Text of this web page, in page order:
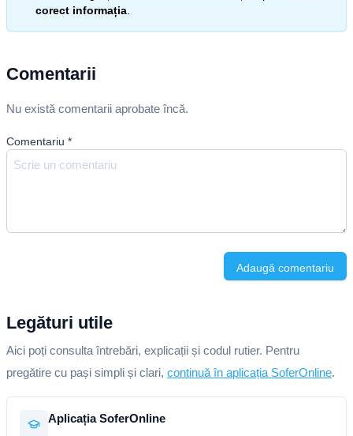
corect informația
Comentarii
Nu există comentarii aprobate încă.
Comentariu *
Adaugă comentariu
Legături utile
Aici poți consulta întrebări, explicații și codul rutier. Pentru
pregătire cu pași simpli și clari, continuă în aplicația SoferOnline.
Aplicația SoferOnline